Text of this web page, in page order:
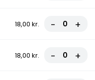
18,00 kr. - +
18,00 kr. - +